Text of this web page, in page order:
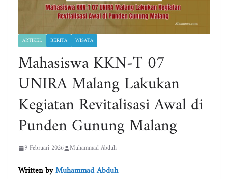
ARTIKEL BERITA WISATA
Mahasiswa KKN-T 07
UNIRA Malang Lakukan
Kegiatan Revitalisasi Awal di
Punden Gunung Malang
9 Februari 2026 Muhammad Abduh
Written byMuhammad Abduh